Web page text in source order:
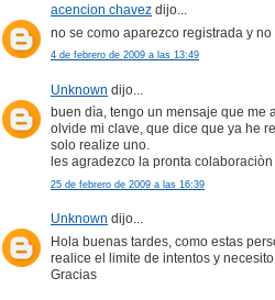
acencion chavez dijo...
no se como aparezco registrada y
4 de febrero de 2009 a las 13:49
Unknown dijo...
buen dìa, tengo un mensaje que me
olvide mi clave, que dice que ya he
solo realize uno.
les agradezco la pronta colaboraciòn
25 de febrero de 2009 a las 16:39
Unknown dijo...
Hola buenas tardes, como estas
realice el limite de intentos y
Gracias